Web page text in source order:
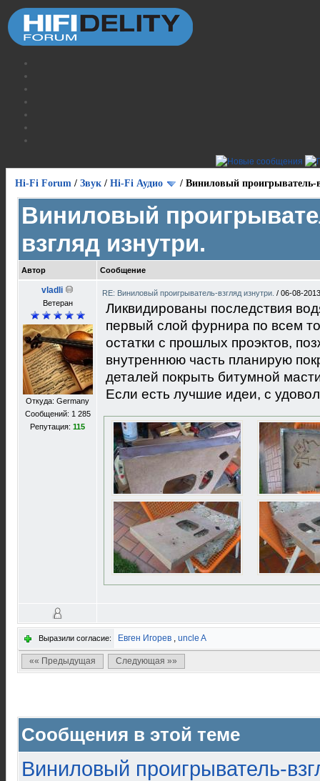
Hi-Fi Forum / Звук / Hi-Fi Аудио / Виниловый проигрыватель-
Виниловый
взгляд изнутри.
Автор Сообщение
vladli
Ветеран
Откуда: Germany
Сообщений: 1 285
Репутация: 115
RE: Виниловый проигрыватель-взгляд изнутри. / 06-08-
Ликвидированы последствия
первый слой фурнира по всем
остатки с прошлых проэктов,
внутреннюю часть планирую
деталей покрыть битумной
Если есть лучшие идеи, с
Выразили согласие: Евген Игорев , uncle A
«« Предыдущая Следующая »»
Сообщения в этой теме
Виниловый проигрыватель-